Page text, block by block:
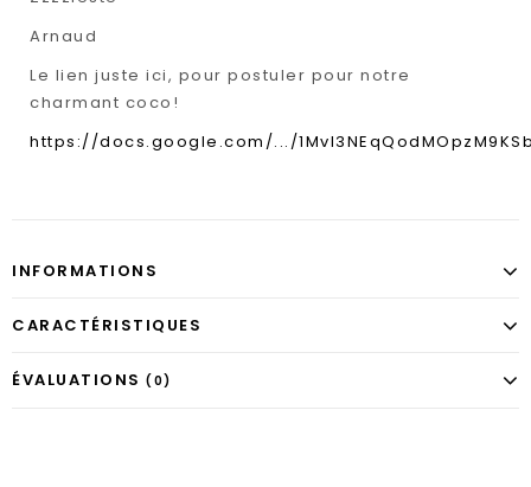
Arnaud
Le lien juste ici, pour postuler pour notre
charmant coco!
https://docs.google.com/.../
INFORMATIONS
CARACTÉRISTIQUES
ÉVALUATIONS (0)